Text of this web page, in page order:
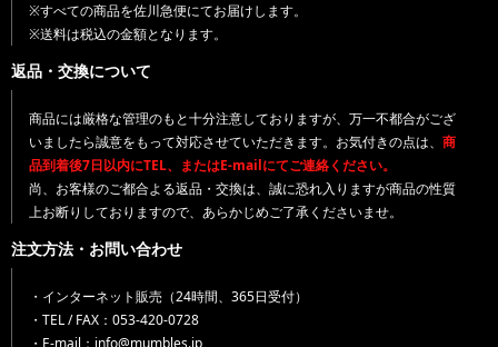
※すべての商品を佐川急便にてお届けします。
※送料は税込の金額となります。
返品・交換について
商品には厳格な管理のもと十分注意しておりますが、万一不都合がござ
いましたら誠意をもって対応させていただきます。お気付きの点は、 商
品到着後7日以内にTEL、またはE-mailにてご連絡ください。
尚、お客様のご都合よる返品・交換は、誠に恐れ入りますが商品の性質
上お断りしておりますので、あらかじめご了承くださいませ。
注文方法・お問い合わせ
・インターネット販売（24時間、365日受付）
・TEL / FAX：053-420-0728